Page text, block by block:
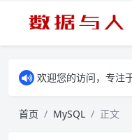
欢迎您的访问，专注
首页 MySQL 正文